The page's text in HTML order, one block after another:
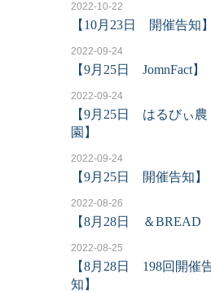
2022-10-22
【10月23日 開催告知】
2022-09-24
【9月25日 JomnFact】
2022-09-24
【9月25日 はるびぃ農
園】
2022-09-24
【9月25日 開催告知】
2022-08-26
【8月28日 ＆BREAD
2022-08-25
【8月28日 198回開催
知】